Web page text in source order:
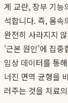
계 교란, 장부 기능
석합니다. 즉, 몸속
완전히 사라지지
'근본 원인'에 집중
임상 데이터를 통
너진 면역 균형을
러주는 것을 치료